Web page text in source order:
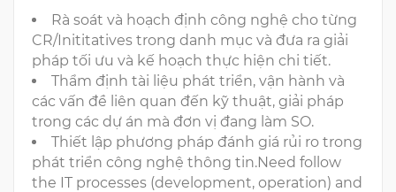
Rà soát và hoạch định công nghệ cho từng
CR/Inititatives trong danh mục và đưa ra giải
pháp tối ưu và kế hoạch thực hiện chi tiết.
Thẩm định tài liệu phát triển, vận hành và
các vấn đề liên quan đến kỹ thuật, giải pháp
trong các dự án mà đơn vị đang làm SO.
Thiết lập phương pháp đánh giá rủi ro trong
phát triển công nghệ thông tin.Need follow
the IT processes (development, operation) and